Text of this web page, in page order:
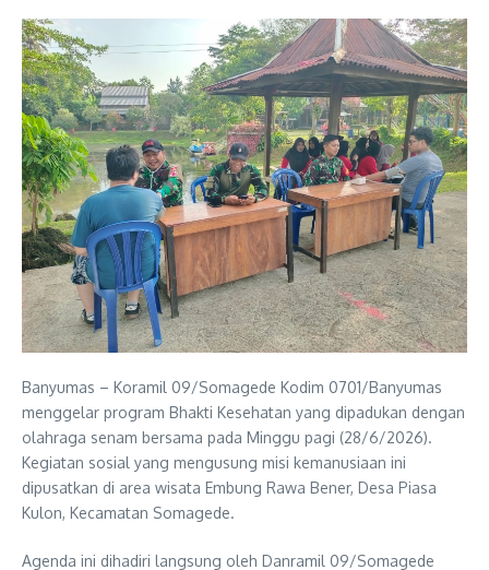
Banyumas – Koramil 09/Somagede Kodim 0701/Banyumas
menggelar program Bhakti Kesehatan yang dipadukan dengan
olahraga senam bersama pada Minggu pagi (28/6/2026).
Kegiatan sosial yang mengusung misi kemanusiaan ini
dipusatkan di area wisata Embung Rawa Bener, Desa Piasa
Kulon, Kecamatan Somagede.
Agenda ini dihadiri langsung oleh Danramil 09/Somagede